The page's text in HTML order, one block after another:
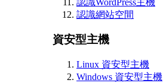
認識網站空間
資安型主機
Linux 資安型主機
Windows 資安型主機